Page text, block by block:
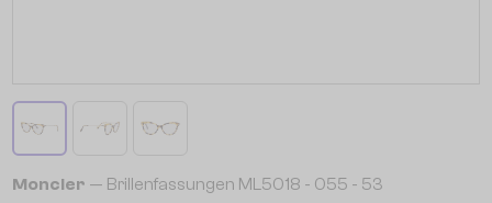
Moncler — Brillenfassungen ML5018 - 055 - 53